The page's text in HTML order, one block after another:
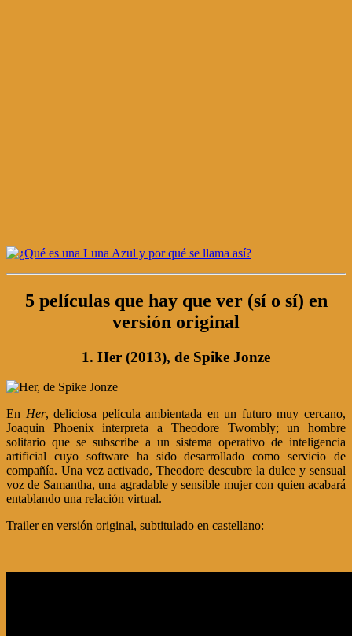
5 películas que hay que ver (sí o sí) en
versión original
1. Her (2013), de Spike Jonze
En Her, deliciosa película ambientada en un futuro muy cercano,
Joaquin Phoenix interpreta a Theodore Twombly; un hombre
solitario que se subscribe a un sistema operativo de inteligencia
artificial cuyo software ha sido desarrollado como servicio de
compañía. Una vez activado, Theodore descubre la dulce y sensual
voz de Samantha, una agradable y sensible mujer con quien acabará
entablando una relación virtual.
Trailer en versión original, subtitulado en castellano: